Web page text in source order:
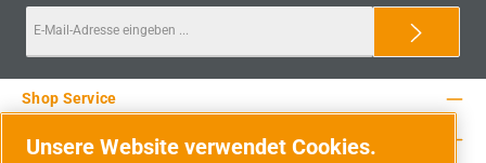
Shop Service
Rechtliche Hinweise
Unsere Website verwendet Cookies.